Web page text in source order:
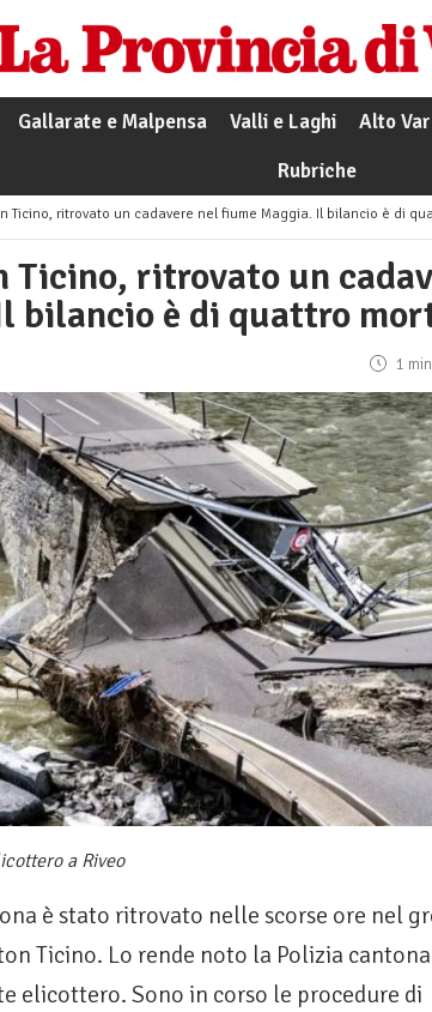
Gallarate e Malpensa Valli e Laghi Alto
Rubriche
ritrovato un cadavere nel fiume Maggia. Il bilancio è di quattro
Ticino, ritrovato un
bilancio è di quattro
1
a Riveo
è stato ritrovato nelle scorse ore nel
Ticino. Lo rende noto la Polizia
elicottero. Sono in corso le procedure di